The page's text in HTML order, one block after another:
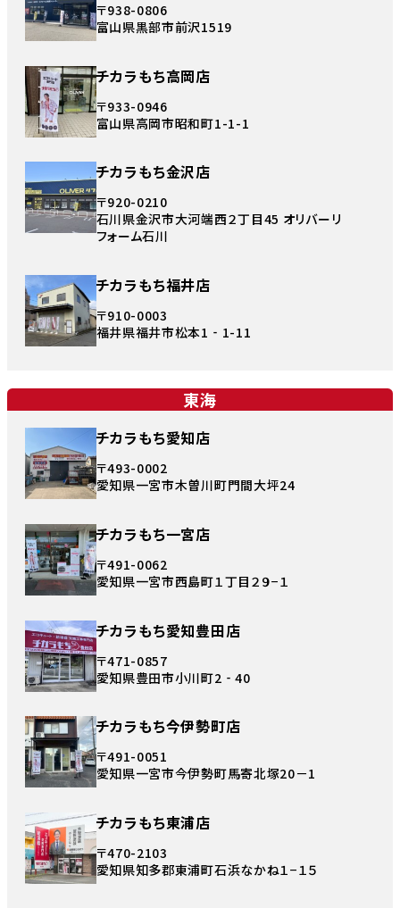
〒938-0806
富山県黒部市前沢1519
チカラもち高岡店
〒933-0946
富山県高岡市昭和町1-1-1
チカラもち金沢店
〒920-0210
石川県金沢市大河端西２丁目45 オリバーリ
フォーム石川
チカラもち福井店
〒910-0003
福井県福井市松本1‐1-11
東海
チカラもち愛知店
〒493-0002
愛知県一宮市木曽川町門間大坪24
チカラもち一宮店
〒491-0062
愛知県一宮市西島町１丁目２９−１
チカラもち愛知豊田店
〒471-0857
愛知県豊田市小川町2‐40
チカラもち今伊勢町店
〒491-0051
愛知県一宮市今伊勢町馬寄北塚20－1
チカラもち東浦店
〒470-2103
愛知県知多郡東浦町石浜なかね１−１５